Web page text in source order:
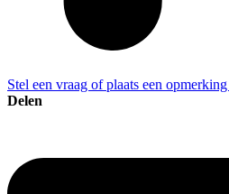
Stel een vraag of plaats een
Delen